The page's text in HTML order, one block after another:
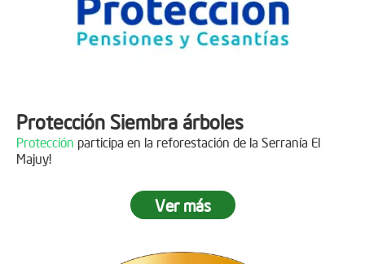
Protección Siembra árboles
Protección participa en la reforestación de la Serranía El
Majuy!
Ver más